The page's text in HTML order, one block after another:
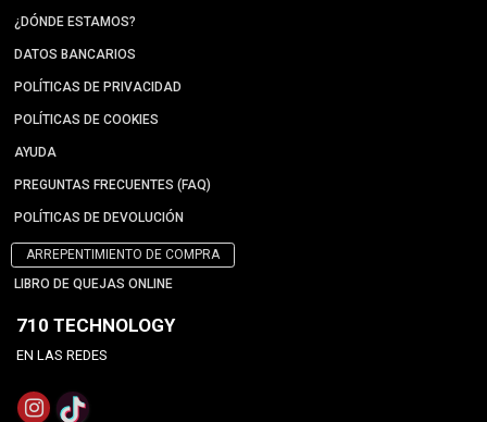
¿DÓNDE ESTAMOS?
DATOS BANCARIOS
POLÍTICAS DE PRIVACIDAD
POLÍTICAS DE COOKIES
AYUDA
PREGUNTAS FRECUENTES (FAQ)
POLÍTICAS DE DEVOLUCIÓN
ARREPENTIMIENTO DE COMPRA
LIBRO DE QUEJAS ONLINE
710 TECHNOLOGY
EN LAS REDES